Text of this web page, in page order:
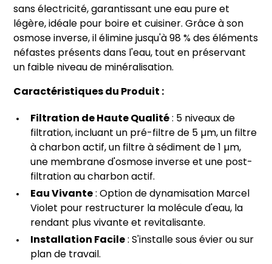
sans électricité, garantissant une eau pure et
légère, idéale pour boire et cuisiner. Grâce à son
osmose inverse, il élimine jusqu'à 98 % des éléments
néfastes présents dans l'eau, tout en préservant
un faible niveau de minéralisation.
Caractéristiques du Produit :
Filtration de Haute Qualité : 5 niveaux de
filtration, incluant un pré-filtre de 5 µm, un filtre
à charbon actif, un filtre à sédiment de 1 µm,
une membrane d'osmose inverse et une post-
filtration au charbon actif.
Eau Vivante : Option de dynamisation Marcel
Violet pour restructurer la molécule d'eau, la
rendant plus vivante et revitalisante.
Installation Facile : S'installe sous évier ou sur
plan de travail.